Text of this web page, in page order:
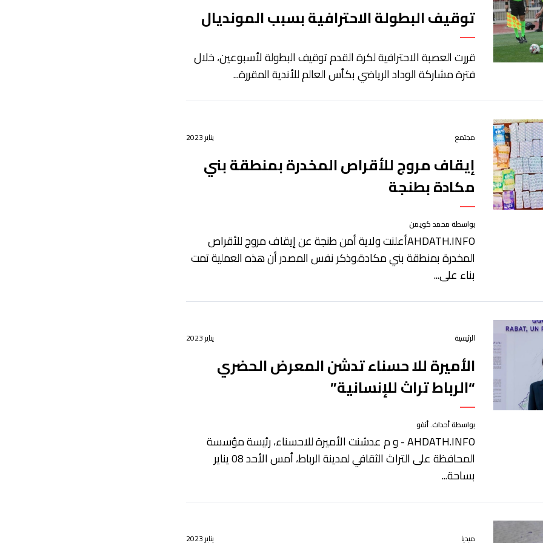
توقيف البطولة الاحترافية بسبب المونديال
قررت العصبة الاحترافية لكرة القدم توقيف البطولة لأسبوعين، خلال
فترة مشاركة الوداد الرياضي بكأس العالم للأندية المقررة...
مجتمع يناير 2023
إيقاف مروج للأقراص المخدرة بمنطقة بني
مكادة بطنجة
بواسطة محمد كويمن
AHDATH.INFOأعلنت ولاية أمن طنجة عن إيقاف مروج للأقراص
المخدرة بمنطقة بني مكادة.وذكر نفس المصدر أن هذه العملية تمت
بناء على...
الرئيسية يناير 2023
الأميرة للا حسناء تدشن المعرض الحضري
“الرباط تراث للإنسانية”
بواسطة أحداث. أنفو
AHDATH.INFO - و م عدشنت الأميرة للاحسناء، رئيسة مؤسسة
المحافظة على التراث الثقافي لمدينة الرباط، أمس الأحد 08 يناير
بساحة...
ميديا يناير 2023